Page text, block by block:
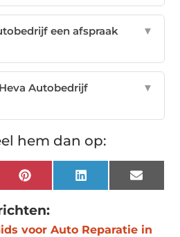
een afspraak
▼
Autobedrijf
▼
hem dan op:
Pinterest LinkedIn Email
voor Auto Reparatie in